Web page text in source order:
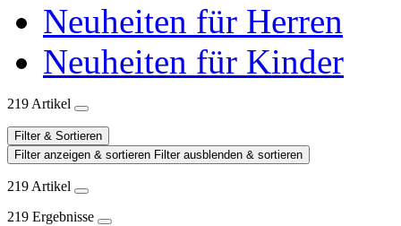
Neuheiten für Herren
Neuheiten für Kinder
219 Artikel
Filter & Sortieren
Filter anzeigen & sortieren Filter ausblenden & sortieren
219 Artikel
219 Ergebnisse